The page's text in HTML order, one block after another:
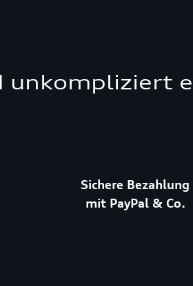
unkompliziert
Sichere Bezahlung
mit PayPal & Co.